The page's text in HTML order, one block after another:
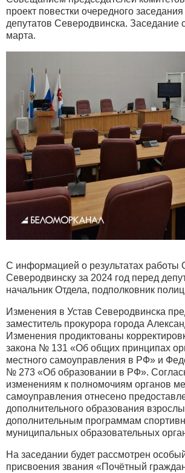
проект повестки очередного
депутатов Северодвинска. Заседание
марта.
С информацией о результатах работы
Северодвинску за 2024 год перед
начальник Отдела, подполковник
Изменения в Устав Северодвинска
заместитель прокурора города
Изменения продиктованы
закона № 131 «Об общих принципах
местного самоуправления в РФ» и
№ 273 «Об образовании в РФ».
изменениям к полномочиям органов
самоуправления отнесено
дополнительного образования
дополнительным программам
муниципальных образовательных
На заседании будет рассмотрен
присвоения звания «Почётный